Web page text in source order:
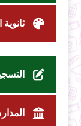
ثانوية